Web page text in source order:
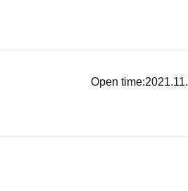
Open time:2021.11.